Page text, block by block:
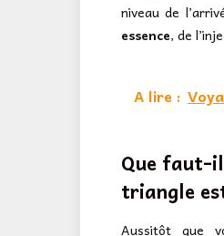
niveau de
essence, de
A lire :
Que faut-
triangle
Aussitôt que